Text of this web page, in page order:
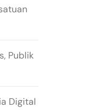
Publik
Digital